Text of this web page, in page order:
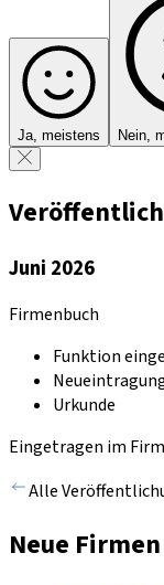
Ja, meistens Nein,
Juni 2026
Firmenbuch
Funktion
Urkunde
Eingetragen im
Alle
Neue Firmen